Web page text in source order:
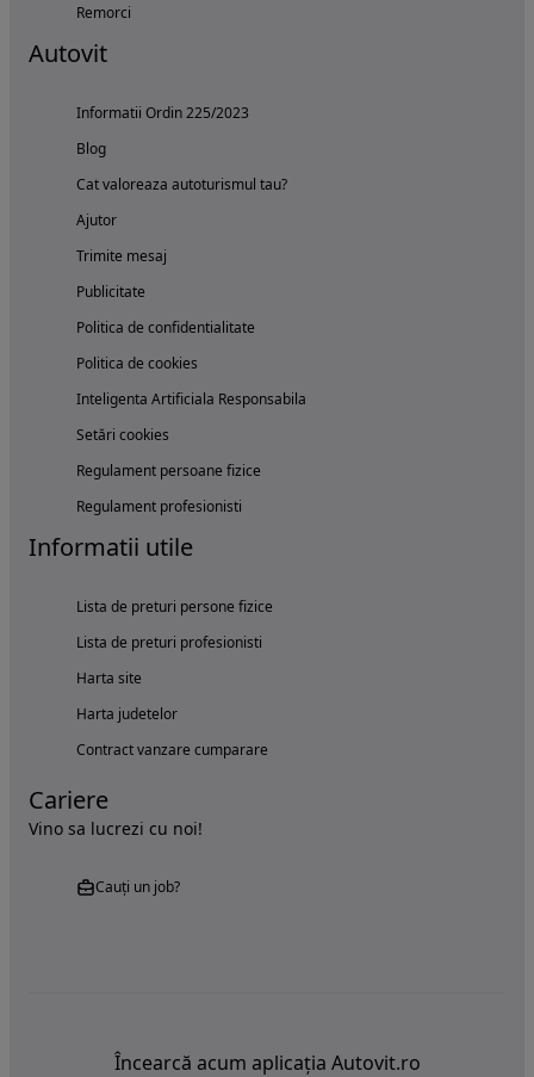
Remorci
Autovit
Informatii Ordin 225/2023
Blog
Cat valoreaza autoturismul tau?
Ajutor
Trimite mesaj
Publicitate
Politica de confidentialitate
Politica de cookies
Inteligenta Artificiala Responsabila
Setări cookies
Regulament persoane fizice
Regulament profesionisti
Informatii utile
Lista de preturi persone fizice
Lista de preturi profesionisti
Harta site
Harta judetelor
Contract vanzare cumparare
Cariere
Vino sa lucrezi cu noi!
Cauți un job?
Încearcă acum aplicația Autovit.ro